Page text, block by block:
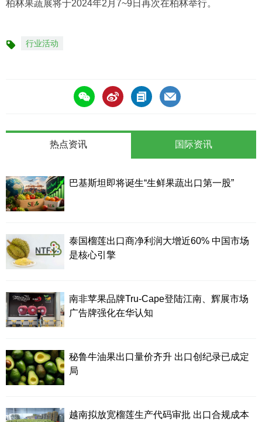
柏林果蔬展将于2024年2月7~9日再次在柏林举行。
标 行业活动
热点资讯
巴基斯坦即将诞生“生鲜果蔬出口第一股”
泰国榴莲出口商净利润大增近60% 中国市场
是核心引擎
南非苹果品牌Tru-Cape登陆江南、辉展市场
广告牌强化在华认知
秘鲁牛油果出口量价齐升 出口创纪录已成定
局
越南拟放宽榴莲生产代码审批 出口合规成本
国际资讯